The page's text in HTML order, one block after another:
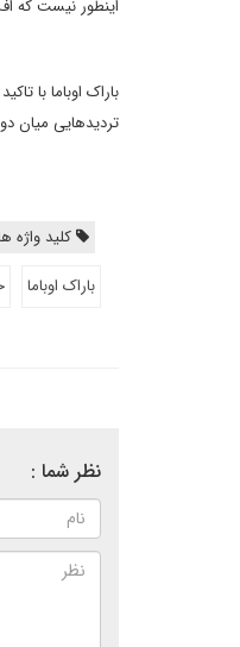
اینطور نیست که
باراک اوباما با
تردیدهایی میان
کلید واژه
باراک اوباما
نظر شما :